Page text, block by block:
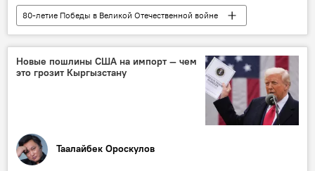
80-летие Победы в Великой Отечественной войне
Кыргызстан
Россия
Бишкек
Великая Отечественная война
мероприятие
Новые пошлины США на импорт — чем
это грозит Кыргызстану
Таалайбек Ороскулов